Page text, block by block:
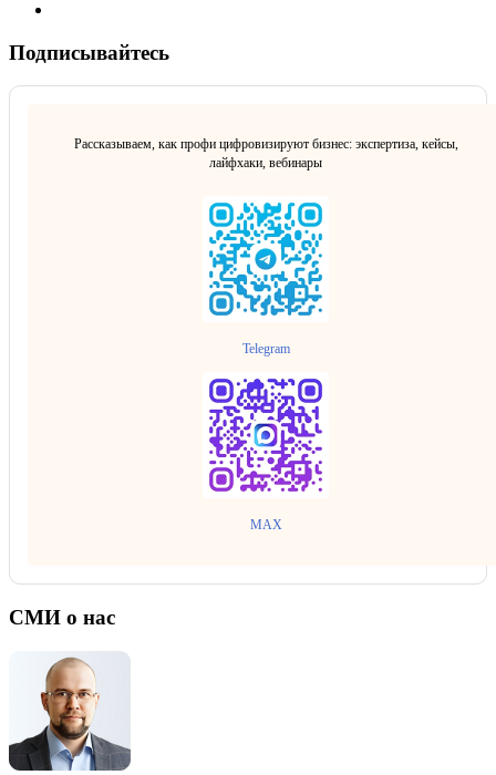
Подписывайтесь
Рассказываем, как профи цифровизируют бизнес: экспертиза, кейсы,
лайфхаки, вебинары
Telegram
MAX
СМИ о нас